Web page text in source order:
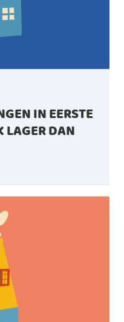
IN EERSTE
LAGER DAN